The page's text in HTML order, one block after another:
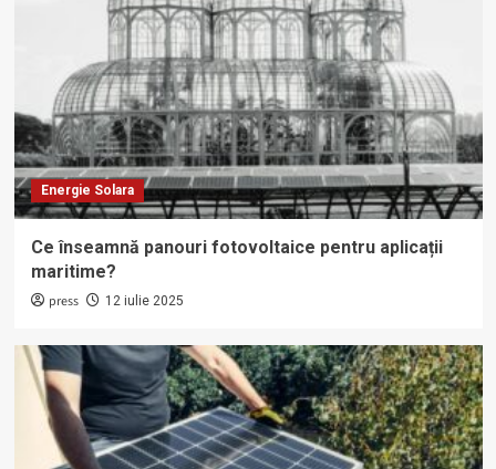
Energie Solara
Ce înseamnă panouri fotovoltaice pentru aplicații
maritime?
press 12 iulie 2025